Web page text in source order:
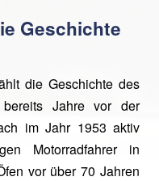
Geschichte
die Geschichte des
bereits Jahre vor der
im Jahr 1953 aktiv
Motorradfahrer in
vor über 70 Jahren